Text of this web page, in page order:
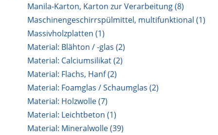
Manila-Karton, Karton zur Verarbeitung (8)
Maschinengeschirrspülmittel, multifunktional (1)
Massivholzplatten (1)
Material: Blähton / -glas (2)
Material: Calciumsilikat (2)
Material: Flachs, Hanf (2)
Material: Foamglas / Schaumglas (2)
Material: Holzwolle (7)
Material: Leichtbeton (1)
Material: Mineralwolle (39)